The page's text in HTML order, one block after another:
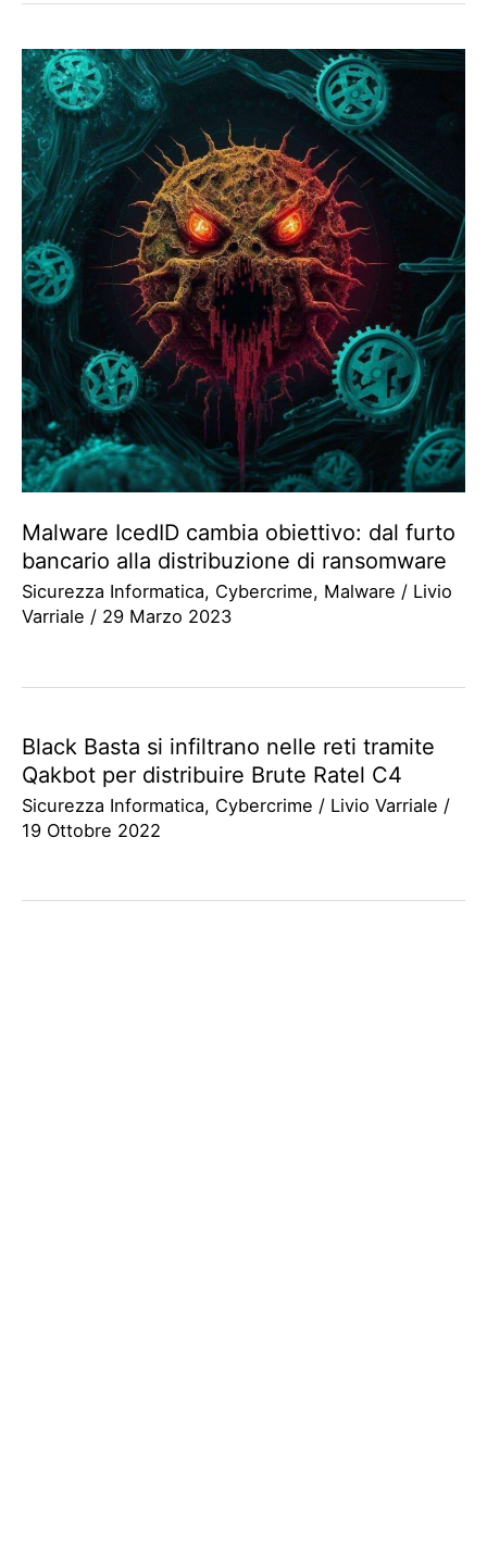
Malware IcedID cambia obiettivo: dal furto
bancario alla distribuzione di ransomware
Sicurezza Informatica, Cybercrime, Malware / Livio
Varriale / 29 Marzo 2023
Black Basta si infiltrano nelle reti tramite
Qakbot per distribuire Brute Ratel C4
Sicurezza Informatica, Cybercrime / Livio Varriale /
19 Ottobre 2022